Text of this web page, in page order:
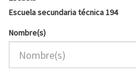
Escuela secundaria técnica 194
Nombre(s)